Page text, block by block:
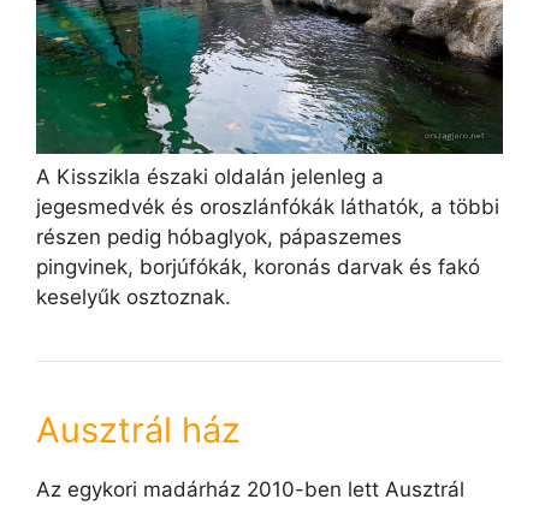
A Kisszikla északi oldalán jelenleg a
jegesmedvék és oroszlánfókák láthatók, a többi
részen pedig hóbaglyok, pápaszemes
pingvinek, borjúfókák, koronás darvak és fakó
keselyűk osztoznak.
Ausztrál ház
Az egykori madárház 2010-ben lett Ausztrál